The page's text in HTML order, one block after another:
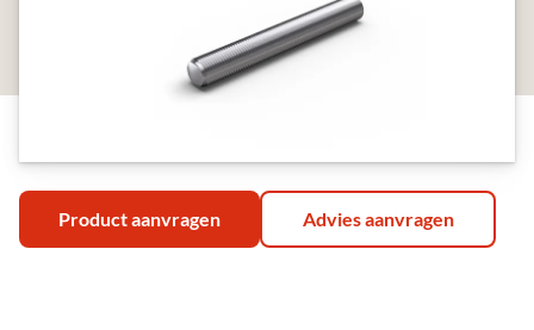
Product aanvragen Advies aanvragen